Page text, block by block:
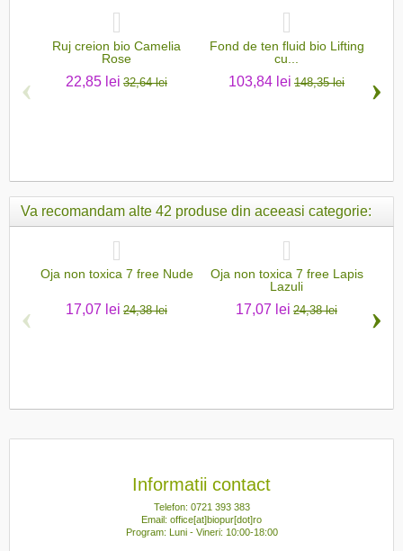
Ruj creion bio Camelia
Rose
22,85 lei 32,64 lei
Fond de ten fluid bio Lifting
cu...
103,84 lei 148,35 lei
‹ ›
Va recomandam alte 42 produse din aceeasi categorie:
Oja non toxica 7 free Nude
17,07 lei 24,38 lei
Oja non toxica 7 free Lapis
Lazuli
17,07 lei 24,38 lei
‹ ›
Informatii contact
Telefon: 0721 393 383
Email: office[at]biopur[dot]ro
Program: Luni - Vineri: 10:00-18:00